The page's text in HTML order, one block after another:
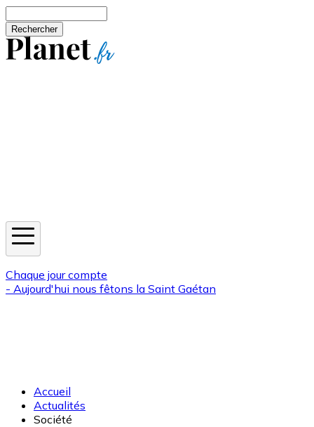
Chaque jour compte
- Aujourd'hui nous fêtons la Saint Gaétan
Accueil
Actualités
Société